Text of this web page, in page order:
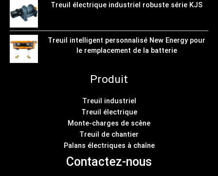
Treuil électrique industriel robuste série KJS
Treuil intelligent personnalisé New Energy pour
le remplacement de la batterie
Produit
Treuil industriel
Treuil électrique
Monte-charges de scène
Treuil de chantier
Palans électriques à chaîne
Contactez-nous